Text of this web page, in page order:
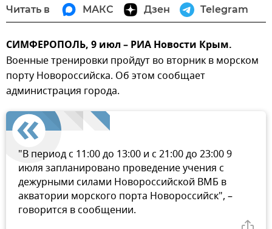
Читать в МАКС Дзен Telegram
СИМФЕРОПОЛЬ, 9 июл – РИА Новости Крым.
Военные тренировки пройдут во вторник в морском
порту Новороссийска. Об этом сообщает
администрация города.
"В период с 11:00 до 13:00 и с 21:00 до 23:00 9
июля запланировано проведение учения с
дежурными силами Новороссийской ВМБ в
акватории морского порта Новороссийск", –
говорится в сообщении.